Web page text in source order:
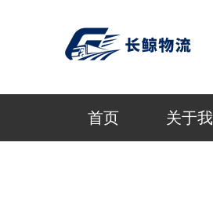
首页 关于